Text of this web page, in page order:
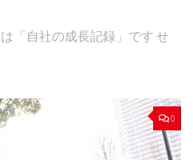
「自社の成長記録」です せ
0